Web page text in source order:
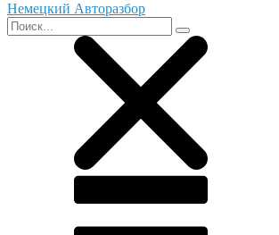
Немецкий Авторазбор